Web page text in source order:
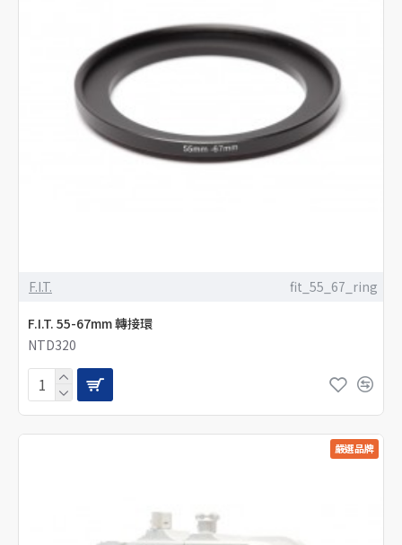
F.I.T. fit_55_67_ring
F.I.T. 55-67mm 轉接環
NTD320
嚴選品牌